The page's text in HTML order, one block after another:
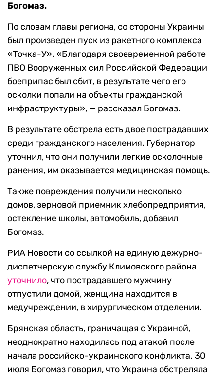
Богомаз.
По словам главы региона, со стороны Украины
был произведен пуск из ракетного комплекса
«Точка-У». «Благодаря своевременной работе
ПВО Вооруженных сил Российской Федерации
боеприпас был сбит, в результате чего его
осколки попали на объекты гражданской
инфраструктуры», — рассказал Богомаз.
В результате обстрела есть двое пострадавших
среди гражданского населения. Губернатор
уточнил, что они получили легкие осколочные
ранения, им оказывается медицинская помощь.
Также повреждения получили несколько
домов, зерновой приемник хлебопредприятия,
остекление школы, автомобиль, добавил
Богомаз.
РИА Новости со ссылкой на единую дежурно-
диспетчерскую службу Климовского района
уточнило, что пострадавшего мужчину
отпустили домой, женщина находится в
медучреждении, в хирургическом отделении.
Брянская область, граничащая с Украиной,
неоднократно находилась под атакой после
начала российско-украинского конфликта. 30
июля Богомаз говорил, что Украина обстреляла